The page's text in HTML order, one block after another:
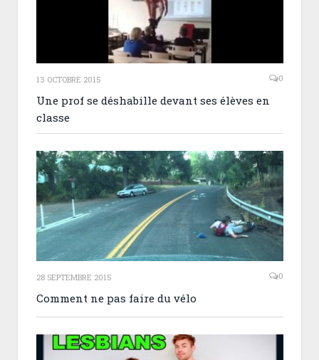
13 OCTOBRE 2015 0
Une prof se déshabille devant ses élèves en
classe
28 SEPTEMBRE 2015 0
Comment ne pas faire du vélo